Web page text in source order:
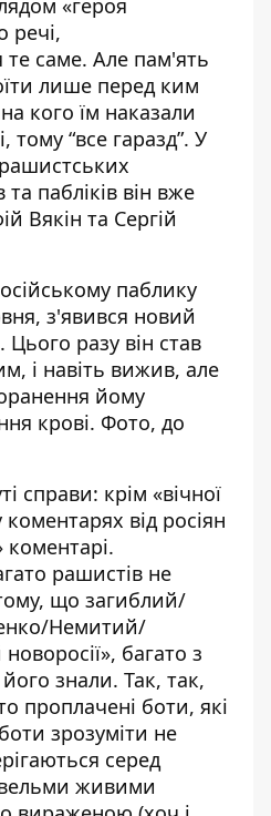
«героя
речі,
те саме. Але пам'ять
лише перед ким
кого їм наказали
тому “все гаразд”. У
пабліків він вже
Вякін та Сергій
паблику
з'явився новий
Цього разу він став
і навіть вижив, але
йому
крові. Фото, до
справи: крім «вічної
від росіян
коментарі.
рашистів не
що загиблий/
Немитий/
багато з
знали. Так, так,
проплачені боти, які
зрозуміти не
серед
вельми живими